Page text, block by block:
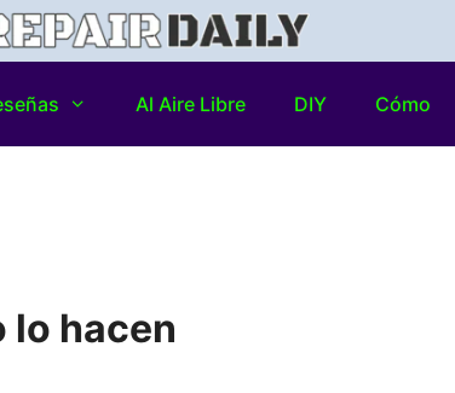
Al Aire Libre DIY Cómo
lo hacen